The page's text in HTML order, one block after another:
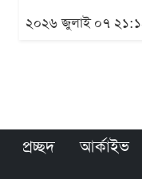
২০২৬ জুলাই ০৭
প্রচ্ছদ আর্কাইভ